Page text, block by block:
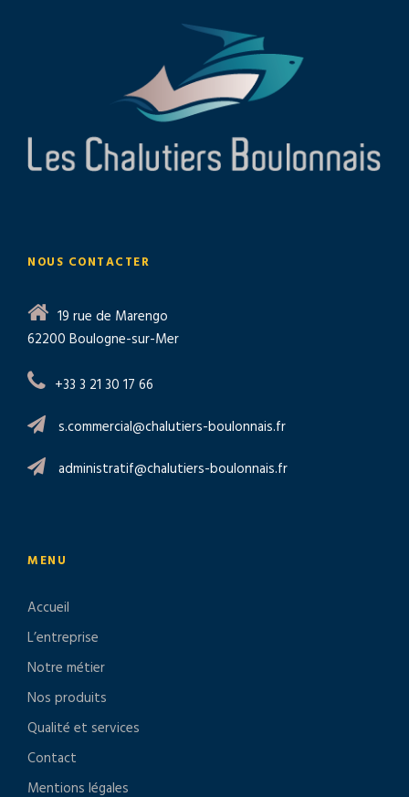
NOUS CONTACTER
19 rue de Marengo
62200 Boulogne-sur-Mer
+33 3 21 30 17 66
s.commercial@chalutiers-boulonnais.fr
administratif@chalutiers-boulonnais.fr
MENU
Accueil
L’entreprise
Notre métier
Nos produits
Qualité et services
Contact
Mentions légales